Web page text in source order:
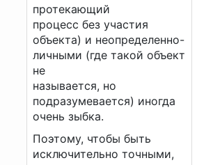
протекающий
процесс без участия
объекта) и неопределенно-
личными (где такой объект
не
называется, но
подразумевается) иногда
очень зыбка.
Поэтому, чтобы быть
исключительно точными,